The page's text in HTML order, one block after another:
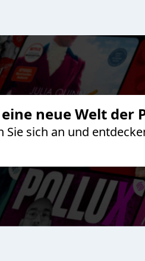
neue Welt der
Sie sich an und